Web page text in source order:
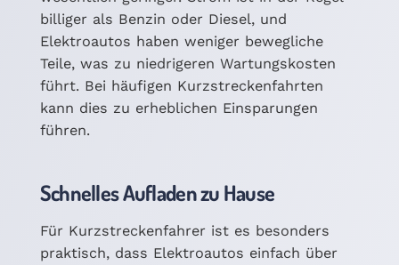
billiger als Benzin oder Diesel, und
Elektroautos haben weniger bewegliche
Teile, was zu niedrigeren Wartungskosten
führt. Bei häufigen Kurzstreckenfahrten
kann dies zu erheblichen Einsparungen
führen.
Schnelles Aufladen zu Hause
Für Kurzstreckenfahrer ist es besonders
praktisch, dass Elektroautos einfach über